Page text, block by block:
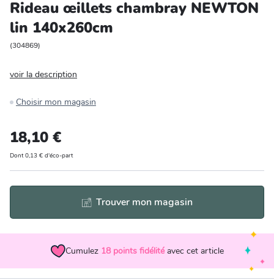
Animalerie
Rideau œillets chambray NEWTON
lin 140x260cm
(304869)
voir la description
Choisir mon magasin
18,10 €
Dont 0,13 € d'éco-part
Trouver mon magasin
Cumulez 18 points fidélité avec cet article